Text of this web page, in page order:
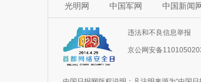
光明网
中国军网 中国新闻
违法和不良信息举报
京公网安备